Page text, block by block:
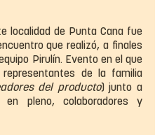
localidad de Punta Cana fue
que realizó, a finales
Pirulín. Evento en el que
representantes de la familia
del producto) junto a
en pleno, colaboradores y